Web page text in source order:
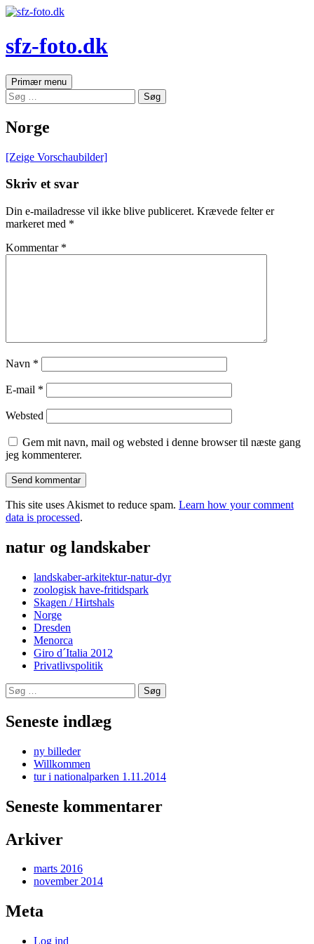
sfz-foto.dk
SøgPrimær menu Hop
til
indhold
Søg
efter:
Norge
[Zeige Vorschaubilder]
Skriv et svar
Din e-mailadresse vil ikke blive publiceret. Krævede felter er
markeret med *
Kommentar *
Navn *
E-mail *
Websted
Gem mit navn, mail og websted i denne browser til næste gang
jeg kommenterer.
This site uses Akismet to reduce spam. Learn how your comment
data is processed.
natur og landskaber
landskaber-arkitektur-natur-dyr
zoologisk have-fritidspark
Skagen / Hirtshals
Norge
Dresden
Menorca
Giro d´Italia 2012
Privatlivspolitik
Søg
efter:
Seneste indlæg
ny billeder
Willkommen
tur i nationalparken 1.11.2014
Seneste kommentarer
Arkiver
marts 2016
november 2014
Meta
Log ind